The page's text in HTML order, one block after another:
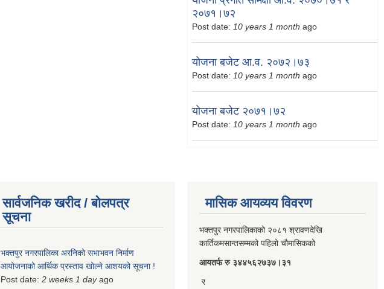
२०७१।७२
Post date: 10 years 1 month ago
योजना बजेट आ.व. २०७२।७३
Post date: 10 years 1 month ago
योजना बजेट २०७१।७२
Post date: 10 years 1 month ago
सार्वजनिक खरीद / बोलपत्र
सूचना
भक्तपुर नगरपालिका अरनिको सभाभवन निर्माण
आयोजनाको आर्थिक प्रस्ताव खोल्ने आशयको सूचना !
Post date: 2 weeks 1 dayago
मासिक आयव्यय विवरण
भक्तपुर नगरपालिकाको २०८१ श्रावणदेखि
कार्तिकमसान्तसम्मको पहिलो चौमासिकको
आयतर्फ रु‌ ३४४५६२७३७।३१
र